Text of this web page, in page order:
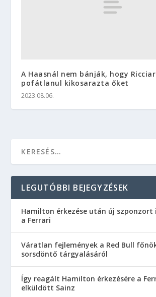
A Haasnál nem bánják, hogy
pofátlanul kikosarazta őket
2023.08.06.
LEGUTÓBBI BEJEGYZÉSEK
Hamilton érkezése után új
a Ferrari
Váratlan fejlemények a Red Bull
sorsdöntő tárgyalásáról
Így reagált Hamilton érkezésére a
elküldött Sainz